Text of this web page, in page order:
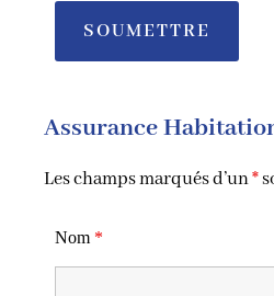
Assurance
Les champs marqués d’un*
Nom *